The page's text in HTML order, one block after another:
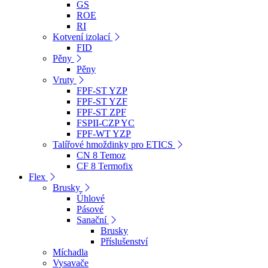
GS
ROE
RI
Kotvení izolací
FID
Pěny
Pěny
Vruty
FPF-ST YZP
FPF-ST YZF
FPF-ST ZPF
FSPII-CZP YC
FPF-WT YZP
Talířové hmoždinky pro ETICS
CN 8 Temoz
CF 8 Termofix
Flex
Brusky
Úhlové
Pásové
Sanační
Brusky
Příslušenství
Míchadla
Vysavače